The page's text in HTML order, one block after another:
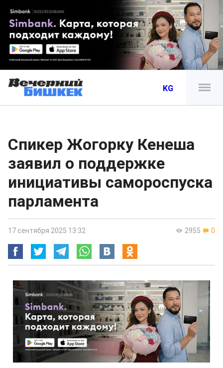
KG
Спикер Жогорку Кенеша
заявил о поддержке
инициативы самороспуска
парламента
2955 0
17 сентября 2025 13:32